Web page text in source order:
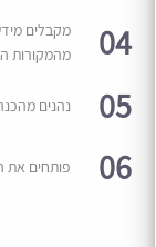
04
מקבלים
מהמקורות
05 נהנים
06 פותחים את